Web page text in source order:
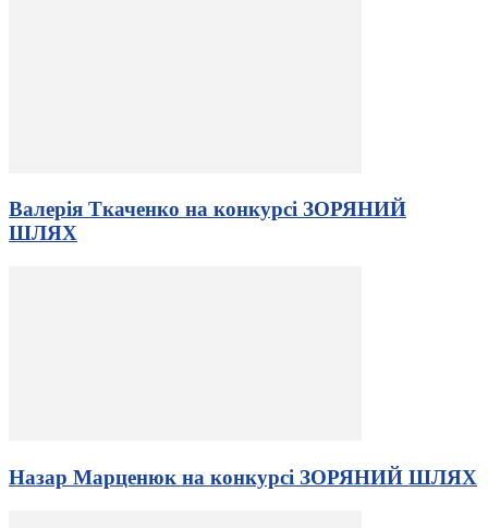
Валерія Ткаченко на конкурсі ЗОРЯНИЙ
ШЛЯХ
Назар Марценюк на конкурсі ЗОРЯНИЙ ШЛЯХ